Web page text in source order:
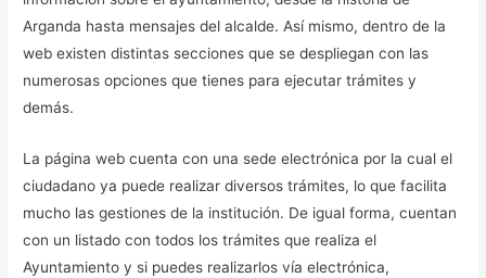
Arganda hasta mensajes del alcalde. Así mismo, dentro de la
web existen distintas secciones que se despliegan con las
numerosas opciones que tienes para ejecutar trámites y
demás.
La página web cuenta con una sede electrónica por la cual el
ciudadano ya puede realizar diversos trámites, lo que facilita
mucho las gestiones de la institución. De igual forma, cuentan
con un listado con todos los trámites que realiza el
Ayuntamiento y si puedes realizarlos vía electrónica,